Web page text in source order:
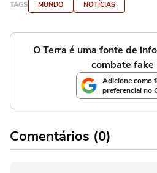
TAGS MUNDO NOTÍCIAS
O Terra é uma fonte de
combate fake
Adicione como
preferencial no
Comentários (0)